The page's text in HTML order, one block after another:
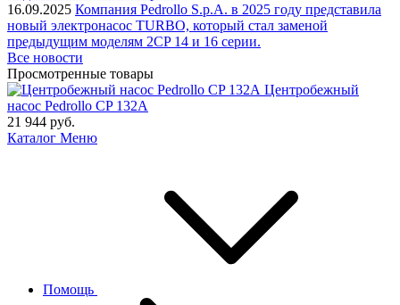
16.09.2025 Компания Pedrollo S.p.A. в 2025 году представила
новый электронасос TURBO, который стал заменой
предыдущим моделям 2CP 14 и 16 серии.
Все новости
Просмотренные товары
Центробежный
насос Pedrollo CP 132A
21 944 руб.
Каталог Меню
Помощь